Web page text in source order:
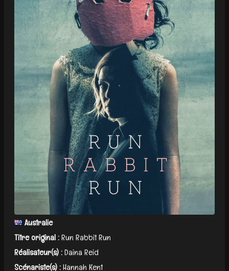
Australie
Titre original :Run Rabbit Run
Réalisateur(s) :Daina Reid
Scénariste(s) :Hannah Kent